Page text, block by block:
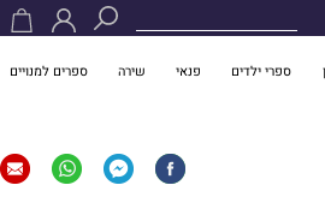
ספרי ילדים פנאי שירה ספרים למנויים